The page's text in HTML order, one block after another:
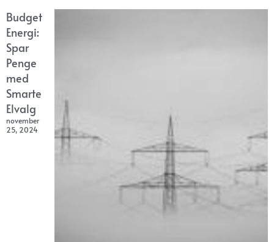
Budget
Energi:
Spar
Penge
med
Smarte
Elvalg
november
25, 2024